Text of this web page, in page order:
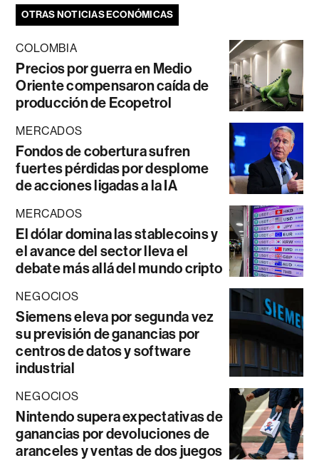
OTRAS NOTICIAS ECONÓMICAS
COLOMBIA
Precios por guerra en Medio
Oriente compensaron caída de
producción de Ecopetrol
MERCADOS
Fondos de cobertura sufren
fuertes pérdidas por desplome
de acciones ligadas a la IA
MERCADOS
El dólar domina las stablecoins y
el avance del sector lleva el
debate más allá del mundo cripto
NEGOCIOS
Siemens eleva por segunda vez
su previsión de ganancias por
centros de datos y software
industrial
NEGOCIOS
Nintendo supera expectativas de
ganancias por devoluciones de
aranceles y ventas de dos juegos